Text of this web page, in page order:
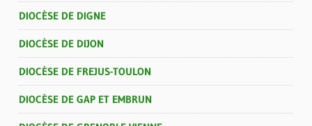
DIOCÈSE DE DIGNE
DIOCÈSE DE DIJON
DIOCÈSE DE FREJUS-TOULON
DIOCÈSE DE GAP ET EMBRUN